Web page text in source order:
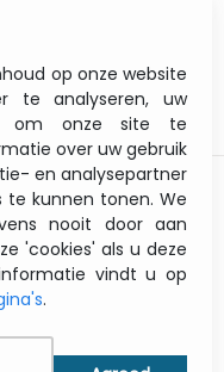
op onze website
te analyseren, uw
om onze site te
over uw gebruik
en analysepartner
kunnen tonen. We
nooit door aan
'cookies' als u deze
vindt u op
.